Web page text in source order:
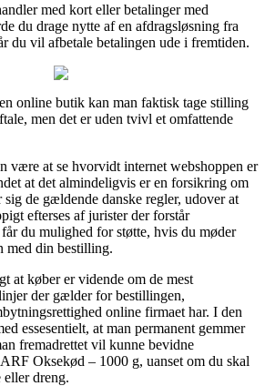
med kort eller betalinger med
du drage nytte af en afdragsløsning fra
du vil afbetale betalingen ude i fremtiden.
online butik kan man faktisk tage stilling
men det er uden tvivl et omfattende
være at se hvorvidt internet webshoppen er
at det almindeligvis er en forsikring om
de gældende danske regler, udover at
efterses af jurister der forstår
du mulighed for støtte, hvis du møder
med din bestilling.
at køber er vidende om de mest
der gælder for bestillingen,
online firmaet har. I den
essesentielt, at man permanent gemmer
fremadrettet vil kunne bevidne
Oksekød – 1000 g, uanset om du skal
eller dreng.